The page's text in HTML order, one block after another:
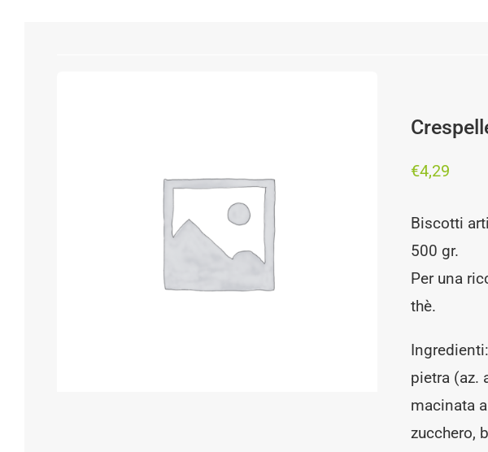
€4,29
Biscotti
500 gr.
Per una
thè.
pietra (az.
macinata
zucchero,